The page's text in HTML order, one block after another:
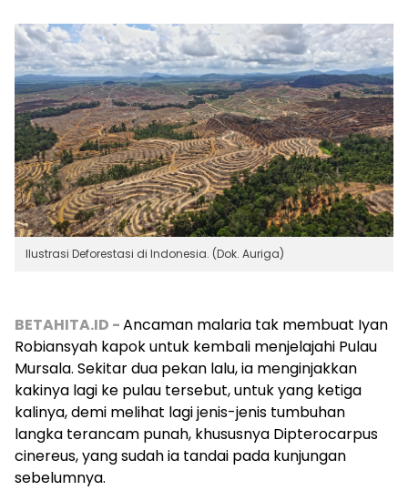
Ilustrasi Deforestasi di Indonesia. (Dok. Auriga)
BETAHITA.ID -Ancaman malaria tak membuat Iyan
Robiansyah kapok untuk kembali menjelajahi Pulau
Mursala. Sekitar dua pekan lalu, ia menginjakkan
kakinya lagi ke pulau tersebut, untuk yang ketiga
kalinya, demi melihat lagi jenis-jenis tumbuhan
langka terancam punah, khususnya Dipterocarpus
cinereus,yang sudah ia tandai pada kunjungan
sebelumnya.